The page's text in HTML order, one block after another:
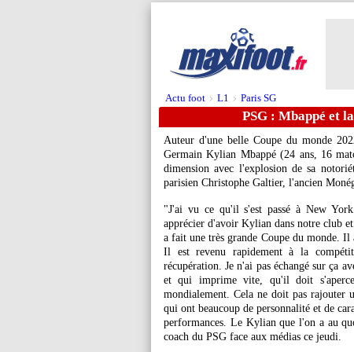
Actu foot > L1 > Paris SG
PSG : Mbappé et
Auteur d'une belle Coupe du monde
Germain Kylian Mbappé (24 ans, 16
dimension avec l'explosion de sa
parisien Christophe Galtier, l'ancien
"J'ai vu ce qu'il s'est passé à New
apprécier d'avoir Kylian dans notre club
a fait une très grande Coupe du monde.
Il est revenu rapidement à la
récupération. Je n'ai pas échangé sur ça
et qui imprime vite, qu'il doit
mondialement. Cela ne doit pas rajouter
qui ont beaucoup de personnalité et de
performances. Le Kylian que l'on a au
coach du PSG face aux médias ce jeudi.